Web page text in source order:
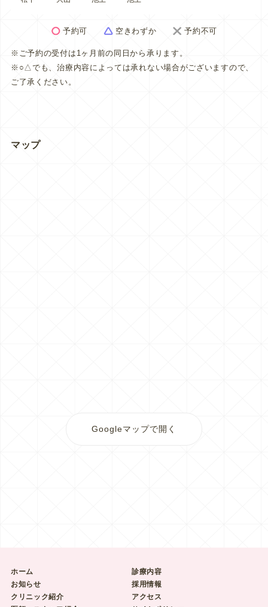
予約可 空きわずか 予約不可
※ご予約の受付は1ヶ月前の同日から承ります。
※○△でも、治療内容によっては承れない場合がございますので、
ご了承ください。
マップ
Googleマップで開く
ホーム
お知らせ
クリニック紹介
診療内容
採用情報
アクセス